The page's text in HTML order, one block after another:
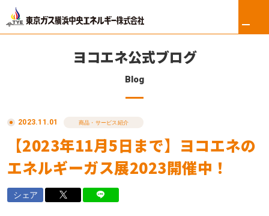
リフォーム
東京ガス修理サービス
ヨコエネ公式ブログ
Blog
2023.11.01 商品・サービス紹介
【2023年11月5日まで】ヨコエネの
エネルギーガス展2023開催中！
シェア